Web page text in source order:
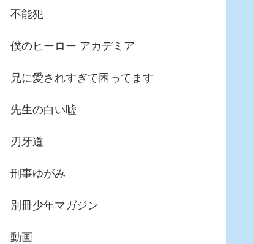
不能犯
僕のヒーロー アカデミア
兄に愛されすぎて困ってます
先生の白い嘘
刃牙道
刑事ゆがみ
別冊少年マガジン
動画